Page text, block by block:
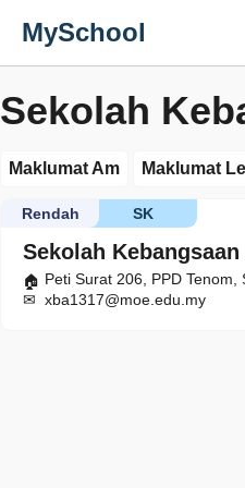
MySchool
Sekolah
Maklumat Am Maklumat
Sekolah
SK
Rendah
Peti Surat 206, PPD Tenom,
xba1317@moe.edu.my